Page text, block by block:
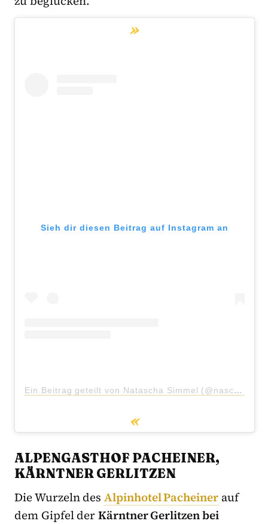
Sieh dir diesen Beitrag auf Instagram an
Ein Beitrag geteilt von Natascha Simmel (@naschi_25)
ALPENGASTHOF PACHEINER,
KÄRNTNER GERLITZEN
Die Wurzeln des Alpinhotel Pacheiner auf
dem Gipfel derKärntner Gerlitzen bei